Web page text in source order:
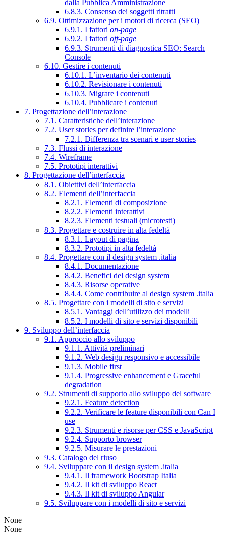
dalla Pubblica Amministrazione
6.8.3. Consenso dei soggetti ritratti
6.9. Ottimizzazione per i motori di ricerca (SEO)
6.9.1. I fattori on-page
6.9.2. I fattori off-page
6.9.3. Strumenti di diagnostica SEO: Search
Console
6.10. Gestire i contenuti
6.10.1. L’inventario dei contenuti
6.10.2. Revisionare i contenuti
6.10.3. Migrare i contenuti
6.10.4. Pubblicare i contenuti
7. Progettazione dell’interazione
7.1. Caratteristiche dell’interazione
7.2. User stories per definire l’interazione
7.2.1. Differenza tra scenari e user stories
7.3. Flussi di interazione
7.4. Wireframe
7.5. Prototipi interattivi
8. Progettazione dell’interfaccia
8.1. Obiettivi dell’interfaccia
8.2. Elementi dell’interfaccia
8.2.1. Elementi di composizione
8.2.2. Elementi interattivi
8.2.3. Elementi testuali (microtesti)
8.3. Progettare e costruire in alta fedeltà
8.3.1. Layout di pagina
8.3.2. Prototipi in alta fedeltà
8.4. Progettare con il design system .italia
8.4.1. Documentazione
8.4.2. Benefici del design system
8.4.3. Risorse operative
8.4.4. Come contribuire al design system .italia
8.5. Progettare con i modelli di sito e servizi
8.5.1. Vantaggi dell’utilizzo dei modelli
8.5.2. I modelli di sito e servizi disponibili
9. Sviluppo dell’interfaccia
9.1. Approccio allo sviluppo
9.1.1. Attività preliminari
9.1.2. Web design responsivo e accessibile
9.1.3. Mobile first
9.1.4. Progressive enhancement e Graceful
degradation
9.2. Strumenti di supporto allo sviluppo del software
9.2.1. Feature detection
9.2.2. Verificare le feature disponibili con Can I
use
9.2.3. Strumenti e risorse per CSS e JavaScript
9.2.4. Supporto browser
9.2.5. Misurare le prestazioni
9.3. Catalogo del riuso
9.4. Sviluppare con il design system .italia
9.4.1. Il framework Bootstrap Italia
9.4.2. Il kit di sviluppo React
9.4.3. Il kit di sviluppo Angular
9.5. Sviluppare con i modelli di sito e servizi
None
None